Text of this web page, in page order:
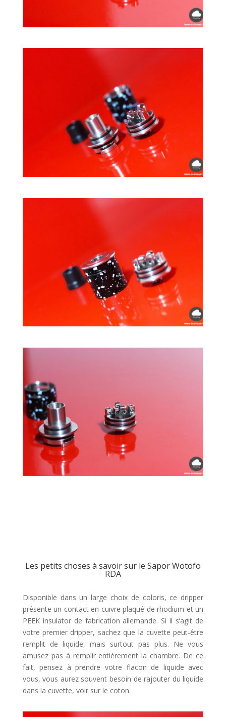
Les petits choses à savoir sur le Sapor Wotofo
RDA
Disponible dans un large choix de coloris, ce dripper
présente un contact en cuivre plaqué de rhodium et un
PEEK insulator de fabrication allemande. Si il s’agit de
votre premier dripper, sachez que la cuvette peut-être
remplit de liquide, mais surtout pas plus. Ne vous
amusez pas à remplir entièrement la chambre. De ce
fait, pensez à prendre votre flacon de liquide avec
vous, vous aurez souvent besoin de rajouter du liquide
dans la cuvette, voir sur le coton.